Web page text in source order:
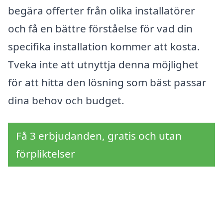
begära offerter från olika installatörer
och få en bättre förståelse för vad din
specifika installation kommer att kosta.
Tveka inte att utnyttja denna möjlighet
för att hitta den lösning som bäst passar
dina behov och budget.
Få 3 erbjudanden, gratis och utan
förpliktelser